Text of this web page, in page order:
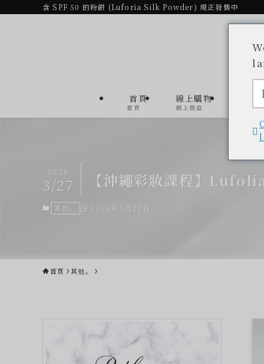
含 SPF 50 的粉餅 (Luforia Silk Powder) 現正發售中
首頁
首頁
線上購物
網上商店 產品清單
【沖繩彩妝課程】
2026
3/27
其他。 2026年3月27日
首頁 其他。